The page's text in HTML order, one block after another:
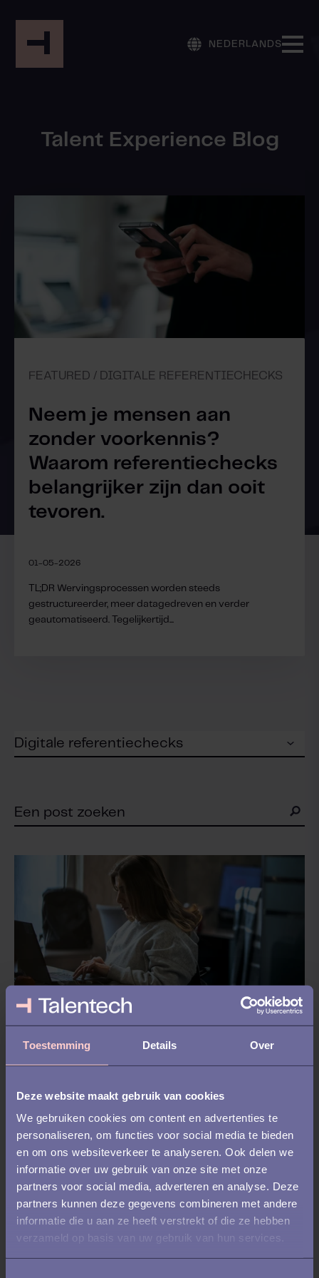
Toestemming Details Over
Deze website maakt gebruik van cookies
We gebruiken cookies om content en advertenties te
personaliseren, om functies voor social media te bieden
en om ons websiteverkeer te analyseren. Ook delen we
informatie over uw gebruik van onze site met onze
partners voor social media, adverteren en analyse. Deze
partners kunnen deze gegevens combineren met andere
informatie die u aan ze heeft verstrekt of die ze hebben
verzameld op basis van uw gebruik van hun services.
NEDERLANDS
Talent Experience Blog
FEATURED / DIGITALE REFERENTIECHECKS
Neem je mensen aan
zonder voorkennis?
Waarom referentiechecks
belangrijker zijn dan ooit
tevoren.
01-05-2026
TL;DR Wervingsprocessen worden steeds
gestructureerder, meer datagedreven en verder
geautomatiseerd. Tegelijkertijd...
RECRUITMENT / DIGITALE
REFERENTIECHECKS
objectievere wervingsbeslissingen
neemt